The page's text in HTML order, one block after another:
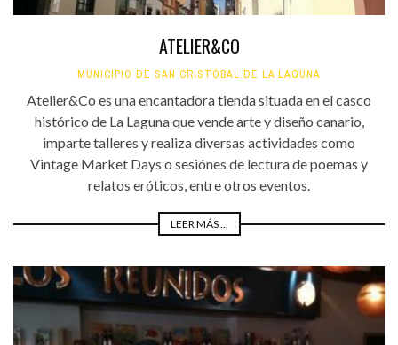
ATELIER&CO
MUNICIPIO DE SAN CRISTÓBAL DE LA LAGUNA
Atelier&Co es una encantadora tienda situada en el casco
histórico de La Laguna que vende arte y diseño canario,
imparte talleres y realiza diversas actividades como
Vintage Market Days o sesiónes de lectura de poemas y
relatos eróticos, entre otros eventos.
LEER MÁS ...